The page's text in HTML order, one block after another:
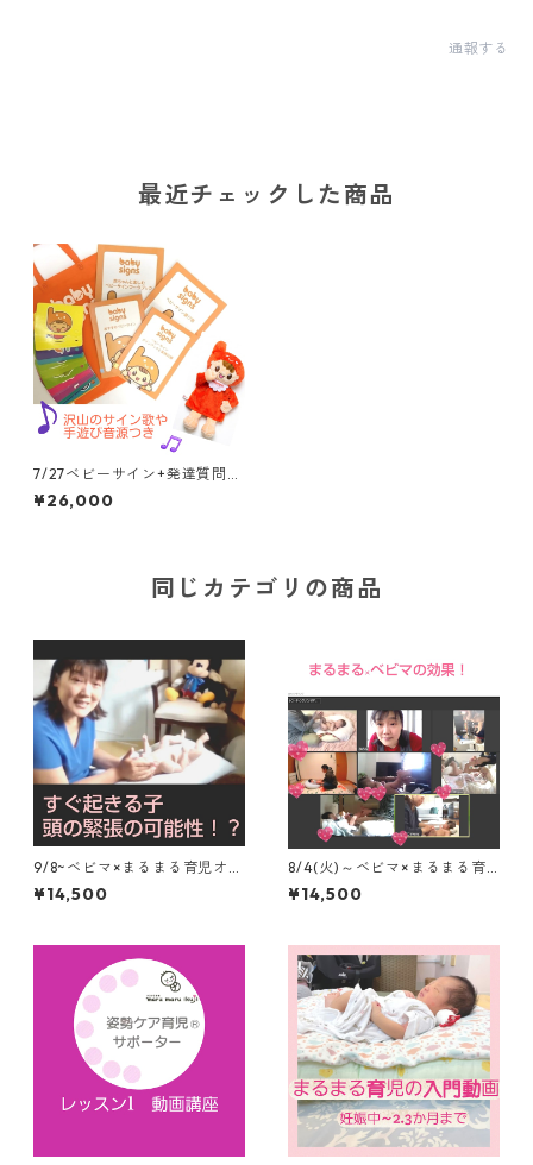
通報する
最近チェックした商品
7/27ベビーサイン+発達質問つ
き、講師2名で担当 オンライ
ン6回(月)コース+教材セット
¥26,000
同じカテゴリの商品
9/8~ベビマ×まるまる育児オン
ライン3回コース オイル、毎
回録画、スリング動画つき
¥14,500
8/4(火)～ベビマ×まるまる育
児オンライン3回コース オイ
ル、毎回録画、スリングなど
¥14,500